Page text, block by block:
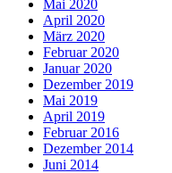
Mai 2020
April 2020
März 2020
Februar 2020
Januar 2020
Dezember 2019
Mai 2019
April 2019
Februar 2016
Dezember 2014
Juni 2014